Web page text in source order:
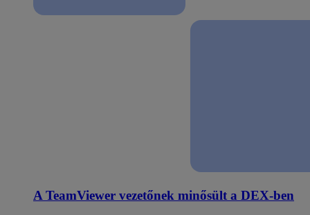
A TeamViewer vezetőnek minősült a DEX-ben